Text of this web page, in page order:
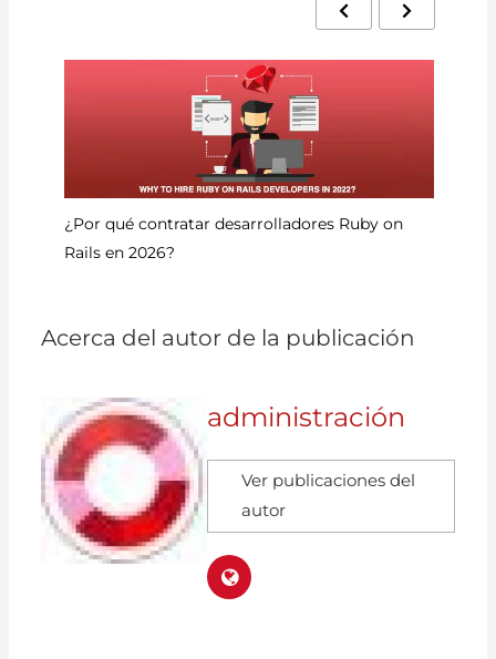
¿Por qué contratar desarrolladores Ruby on
Rails en 2026?
Acerca del autor de la publicación
administración
Ver publicaciones del
autor